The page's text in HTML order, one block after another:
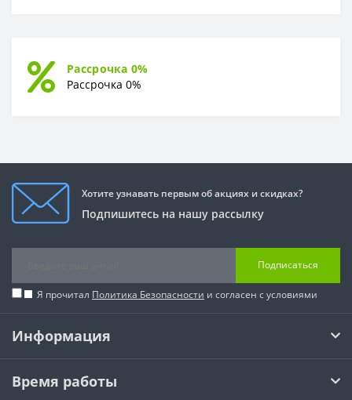
Рассрочка 0%
Рассрочка 0%
Хотите узнавать первым об акциях и скидках?
Подпишитесь на нашу рассылку
Подписаться
Я прочитал Политика Безопасности и согласен с условиями
Информация
Время работы